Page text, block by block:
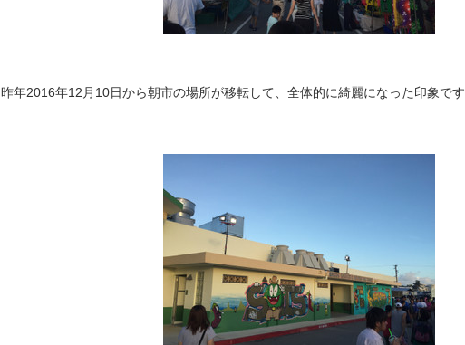
昨年2016年12月10日から朝市の場所が移転して、全体的に綺麗になった印象です